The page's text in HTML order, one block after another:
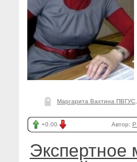
Маргарита Вахтина ПВГУС
+0.00 Автор:
Экспертное